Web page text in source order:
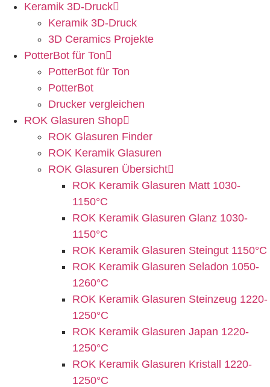
Keramik 3D-Druck
Keramik 3D-Druck
3D Ceramics Projekte
PotterBot für Ton
PotterBot für Ton
PotterBot
Drucker vergleichen
ROK Glasuren Shop
ROK Glasuren Finder
ROK Keramik Glasuren
ROK Glasuren Übersicht
ROK Keramik Glasuren Matt 1030-
1150°C
ROK Keramik Glasuren Glanz 1030-
1150°C
ROK Keramik Glasuren Steingut 1150°C
ROK Keramik Glasuren Seladon 1050-
1260°C
ROK Keramik Glasuren Steinzeug 1220-
1250°C
ROK Keramik Glasuren Japan 1220-
1250°C
ROK Keramik Glasuren Kristall 1220-
1250°C